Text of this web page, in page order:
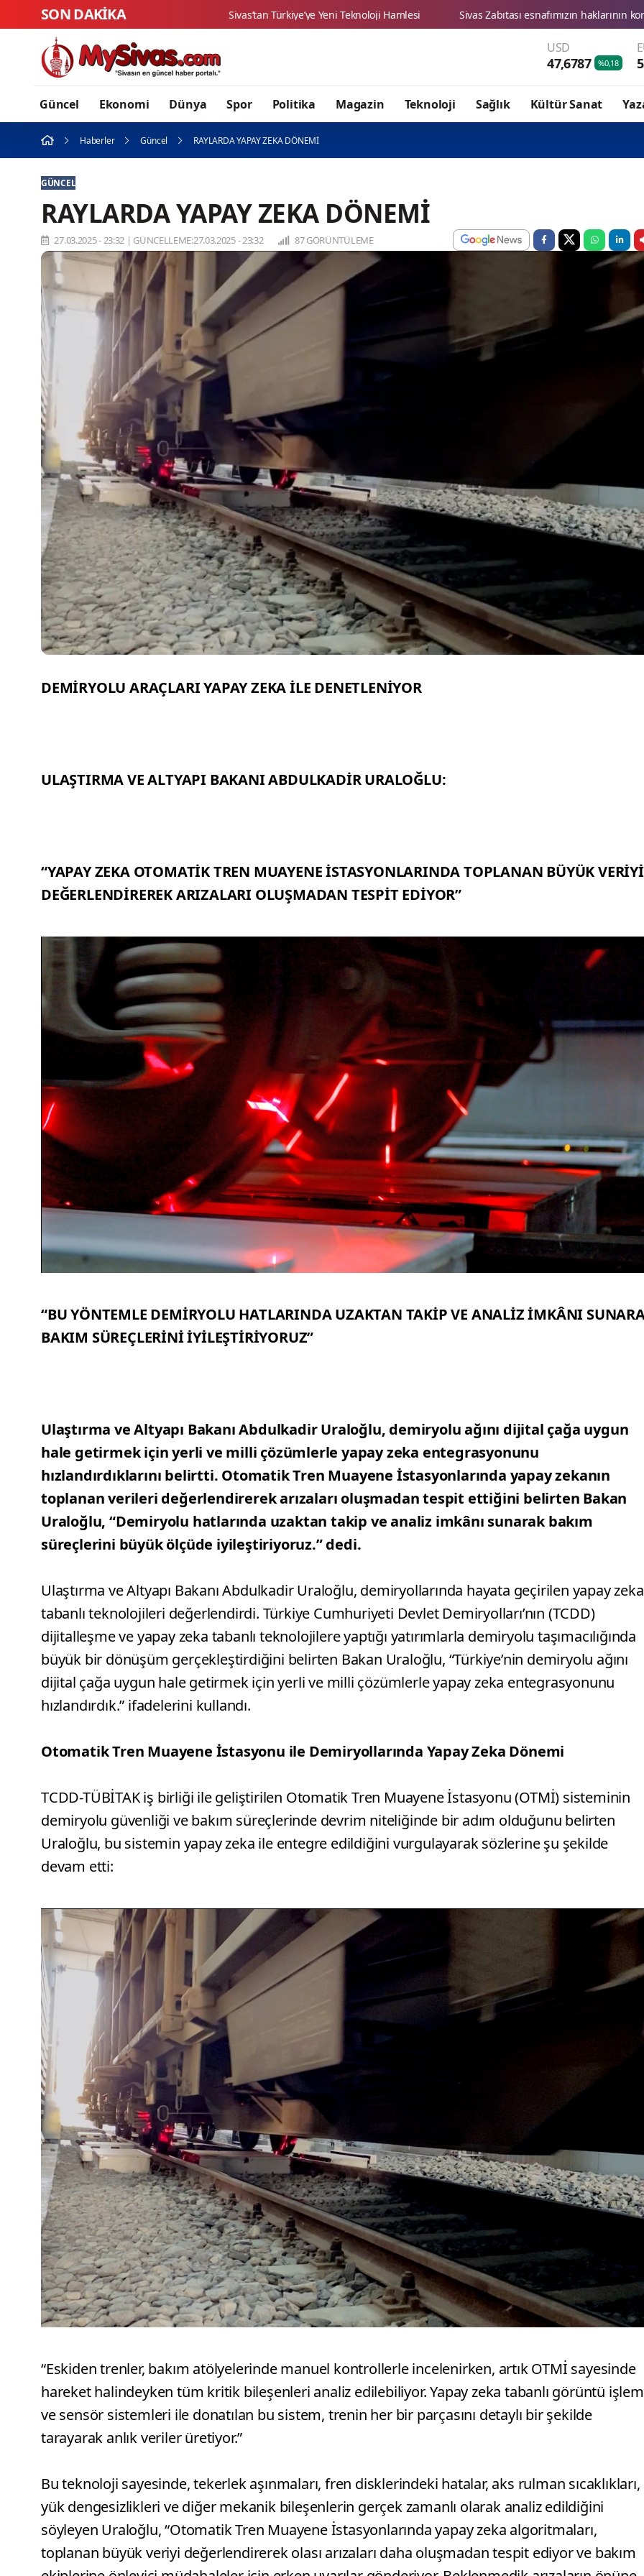
SON DAKİKA
USD
47,6787 %0,18
Güncel Ekonomi Dünya Spor Politika Magazin Teknoloji Sağlık Kültür Sanat
Haberler Güncel RAYLARDA YAPAY ZEKA DÖNEMİ
GÜNCEL
RAYLARDA YAPAY ZEKA DÖNEMİ
27.03.2025 - 23:32 | GÜNCELLEME:27.03.2025 - 23:32 87 GÖRÜNTÜLEME
DEMİRYOLU ARAÇLARI YAPAY ZEKA İLE DENETLENİYOR
ULAŞTIRMA VE ALTYAPI BAKANI ABDULKADİR URALOĞLU:
“YAPAY ZEKA OTOMATİK TREN MUAYENE İSTASYONLARINDA TOPLANAN BÜYÜK VERİYİ
DEĞERLENDİREREK ARIZALARI OLUŞMADAN TESPİT EDİYOR”
“BU YÖNTEMLE DEMİRYOLU HATLARINDA UZAKTAN TAKİP VE ANALİZ İMKÂNI
BAKIM SÜREÇLERİNİ İYİLEŞTİRİYORUZ”
Ulaştırma ve Altyapı Bakanı Abdulkadir Uraloğlu, demiryolu ağını dijital çağa uygun
hale getirmek için yerli ve milli çözümlerle yapay zeka entegrasyonunu
hızlandırdıklarını belirtti. Otomatik Tren Muayene İstasyonlarında yapay zekanın
toplanan verileri değerlendirerek arızaları oluşmadan tespit ettiğini belirten Bakan
Uraloğlu, “Demiryolu hatlarında uzaktan takip ve analiz imkânı sunarak bakım
süreçlerini büyük ölçüde iyileştiriyoruz.” dedi.
Ulaştırma ve Altyapı Bakanı Abdulkadir Uraloğlu, demiryollarında hayata geçirilen yapay zeka
tabanlı teknolojileri değerlendirdi. Türkiye Cumhuriyeti Devlet Demiryolları’nın (TCDD)
dijitalleşme ve yapay zeka tabanlı teknolojilere yaptığı yatırımlarla demiryolu taşımacılığında
büyük bir dönüşüm gerçekleştirdiğini belirten Bakan Uraloğlu, “Türkiye’nin demiryolu ağını
dijital çağa uygun hale getirmek için yerli ve milli çözümlerle yapay zeka entegrasyonunu
hızlandırdık.” ifadelerini kullandı.
Otomatik Tren Muayene İstasyonu ile Demiryollarında Yapay Zeka Dönemi
TCDD-TÜBİTAK iş birliği ile geliştirilen Otomatik Tren Muayene İstasyonu (OTMİ) sisteminin
demiryolu güvenliği ve bakım süreçlerinde devrim niteliğinde bir adım olduğunu belirten
Uraloğlu, bu sistemin yapay zeka ile entegre edildiğini vurgulayarak sözlerine şu şekilde
devam etti:
“Eskiden trenler, bakım atölyelerinde manuel kontrollerle incelenirken, artık OTMİ sayesinde
hareket halindeyken tüm kritik bileşenleri analiz edilebiliyor. Yapay zeka tabanlı görüntü
ve sensör sistemleri ile donatılan bu sistem, trenin her bir parçasını detaylı bir şekilde
tarayarak anlık veriler üretiyor.”
Bu teknoloji sayesinde, tekerlek aşınmaları, fren disklerindeki hatalar, aks rulman sıcaklıkları,
yük dengesizlikleri ve diğer mekanik bileşenlerin gerçek zamanlı olarak analiz edildiğini
söyleyen Uraloğlu, “Otomatik Tren Muayene İstasyonlarında yapay zeka algoritmaları,
toplanan büyük veriyi değerlendirerek olası arızaları daha oluşmadan tespit ediyor ve bakım